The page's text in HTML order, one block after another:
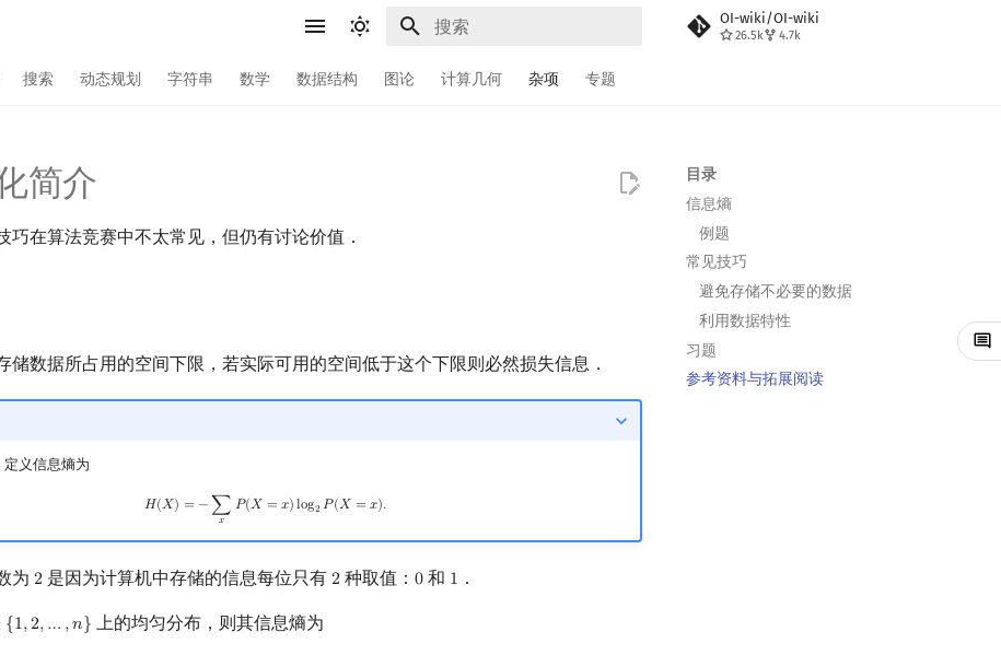
OI-wiki/OI-wiki
26.5k 4.7k
搜索 动态规划 字符串 数学 数据结构 图论 计算几何 杂项 专题
目录
信息熵
例题
常见技巧
避免存储不必要的数据
利用数据特性
习题
参考资料与拓展阅读
简介
巧在算法竞赛中不太常见，但仍有讨论价值．
储数据所占用的空间下限，若实际可用的空间低于这个下限则必然损失信息．
定义信息熵为
𝐻(𝑋) = − ∑
𝑥
𝑃(𝑋 = 𝑥)log2 𝑃(𝑋 = 𝑥).
H (X )=−∑ xP( X= x) log2P( =x) .
为 2
2 是因为计算机中存储的信息每位只有 2
2 种取值： 0
0 和 1
1 ．
{1,2,… ,𝑛}
{1,2,…,n } 上的均匀分布，则其信息熵为